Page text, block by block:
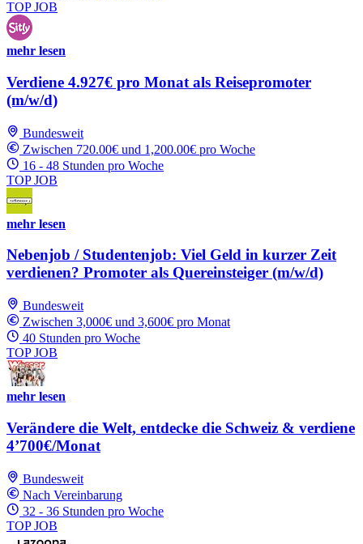
TOP JOB
mehr lesen
Verdiene 4.927€ pro Monat als Reisepromoter
(m/w/d)
Bundesweit
Zwischen 720.00€ und 1,200.00€ pro Woche
16 - 48 Stunden pro Woche
TOP JOB
mehr lesen
Nebenjob / Studentenjob: Viel Geld in kurzer Zeit
verdienen? Promoter als Quereinsteiger (m/w/d)
Bundesweit
Zwischen 3,000€ und 3,600€ pro Monat
40 Stunden pro Woche
TOP JOB
mehr lesen
Verändere die Welt, entdecke die Schweiz & verdiene
4’700€/Monat
Bundesweit
Nach Vereinbarung
32 - 36 Stunden pro Woche
TOP JOB